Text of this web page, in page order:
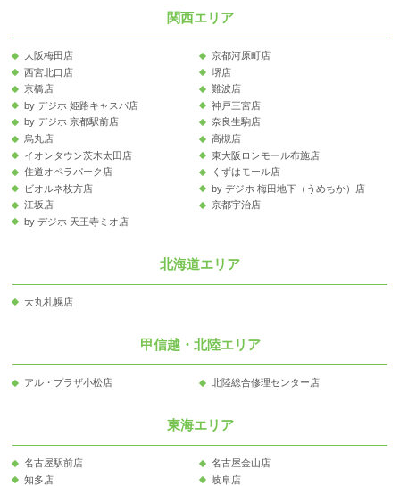
関西エリア
大阪梅田店
京都河原町店
西宮北口店
堺店
京橋店
難波店
by デジホ 姫路キャスパ店
神戸三宮店
by デジホ 京都駅前店
奈良生駒店
烏丸店
高槻店
イオンタウン茨木太田店
東大阪ロンモール布施店
住道オペラパーク店
くずはモール店
ビオルネ枚方店
by デジホ 梅田地下（うめちか）店
江坂店
京都宇治店
by デジホ 天王寺ミオ店
北海道エリア
大丸札幌店
甲信越・北陸エリア
アル・プラザ小松店 北陸総合修理センター店
東海エリア
名古屋駅前店
名古屋金山店
知多店
岐阜店